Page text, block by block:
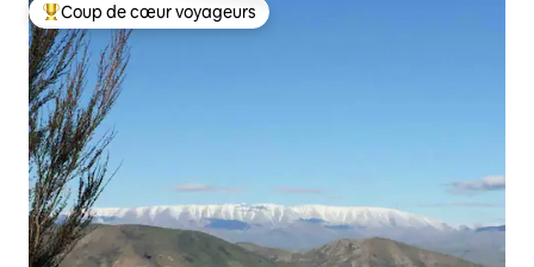
Coups de cœur voyageurs les plus appréciés
Coup de cœur voyageurs